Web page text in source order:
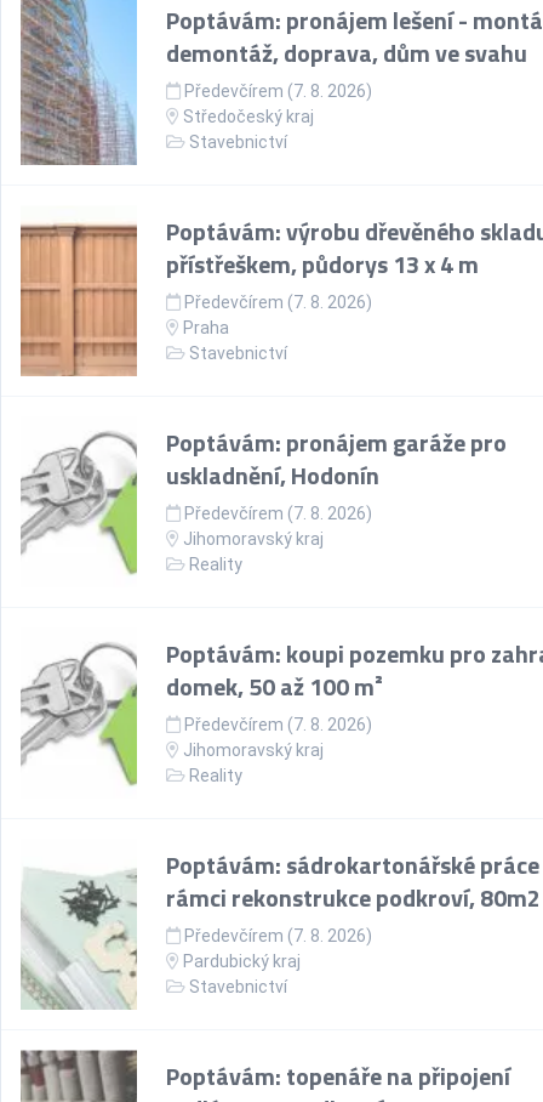
Poptávám: pronájem lešení -
demontáž, doprava, dům ve svahu
Předevčírem (7. 8. 2026)
Středočeský kraj
Stavebnictví
Poptávám: výrobu dřevěného
přístřeškem, půdorys 13 x 4 m
Předevčírem (7. 8. 2026)
Praha
Stavebnictví
Poptávám: pronájem garáže pro
uskladnění, Hodonín
Předevčírem (7. 8. 2026)
Jihomoravský kraj
Reality
Poptávám: koupi pozemku pro
domek, 50 až 100 m²
Předevčírem (7. 8. 2026)
Jihomoravský kraj
Reality
Poptávám: sádrokartonářské
rámci rekonstrukce podkroví, 80m2
Předevčírem (7. 8. 2026)
Pardubický kraj
Stavebnictví
Poptávám: topenáře na připojení